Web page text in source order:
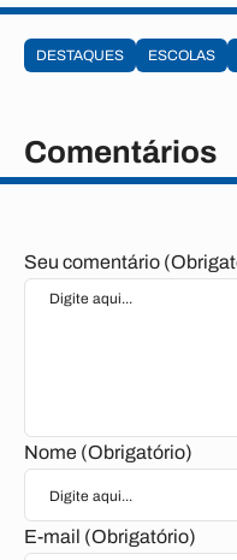
DESTAQUES ESCOLAS
Comentários
Seu comentário
Nome (Obrigatório)
E-mail (Obrigatório)